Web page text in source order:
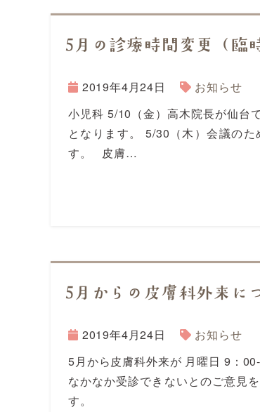
5月の診療時間変更（臨
2019年4月24日
お知らせ
小児科 5/10（金）高木院長が仙台
となります。 5/30（木）会議の
す。 皮膚…
5月からの皮膚科外来に
2019年4月24日
お知らせ
5月から皮膚科外来が 月曜日 9：
なかなか受診できないとのご意見
す。